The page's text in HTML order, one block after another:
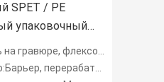
SPET / PE
упаковочный
продуктов
гравюре, флексопечать
материалы, хорошая прочность, экономия затрат